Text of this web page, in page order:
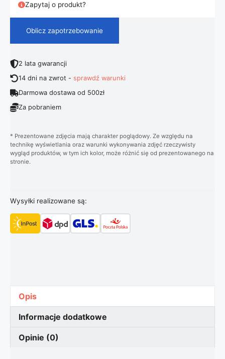
Zapytaj o produkt?
Oblicz zapotrzebowanie
2 lata gwarancji
14 dni na zwrot -sprawdź warunki
Darmowa dostawa od 500zł
Za pobraniem
* Prezentowane zdjęcia mają charakter poglądowy. Ze względu na
technikę wyświetlania oraz warunki wykonywania zdjęć rzeczywisty
wygląd produktów, w tym ich kolor, może różnić się od prezentowanego na
stronie.
Wysyłki realizowane są:
Opis
Informacje dodatkowe
Opinie (0)